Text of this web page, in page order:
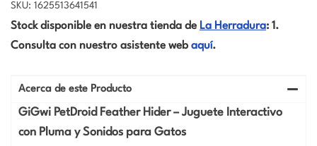
SKU: 1625513641541
Stock disponible en nuestra tienda de La Herradura: 1.
Consulta con nuestro asistente web aquí.
Acerca de este Producto
GiGwi PetDroid Feather Hider – Juguete Interactivo
con Pluma y Sonidos para Gatos